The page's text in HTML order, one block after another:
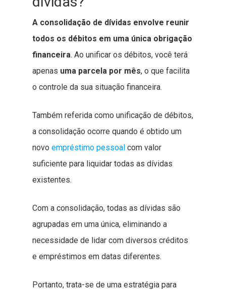
A consolidação de dívidas envolve reunir
todos os débitos em uma única obrigação
financeira. Ao unificar os débitos, você terá
apenas uma parcela por mês, o que facilita
o controle da sua situação financeira.
Também referida como unificação de débitos,
a consolidação ocorre quando é obtido um
novo empréstimo pessoal com valor
suficiente para liquidar todas as dívidas
existentes.
Com a consolidação, todas as dívidas são
agrupadas em uma única, eliminando a
necessidade de lidar com diversos créditos
e empréstimos em datas diferentes.
Portanto, trata-se de uma estratégia para